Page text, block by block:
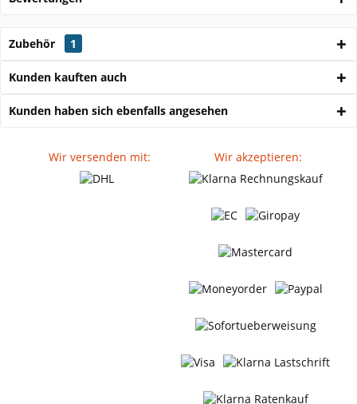
Zubehör 1
Kunden kauften auch
Kunden haben sich ebenfalls angesehen
Wir versenden mit: Wir akzeptieren: